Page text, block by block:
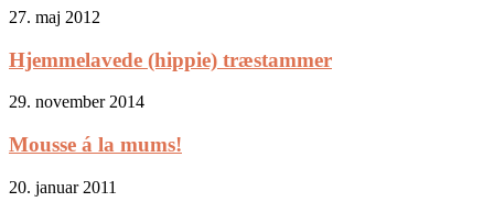
27. maj 2012
Hjemmelavede (hippie) træstammer
29. november 2014
Mousse á la mums!
20. januar 2011